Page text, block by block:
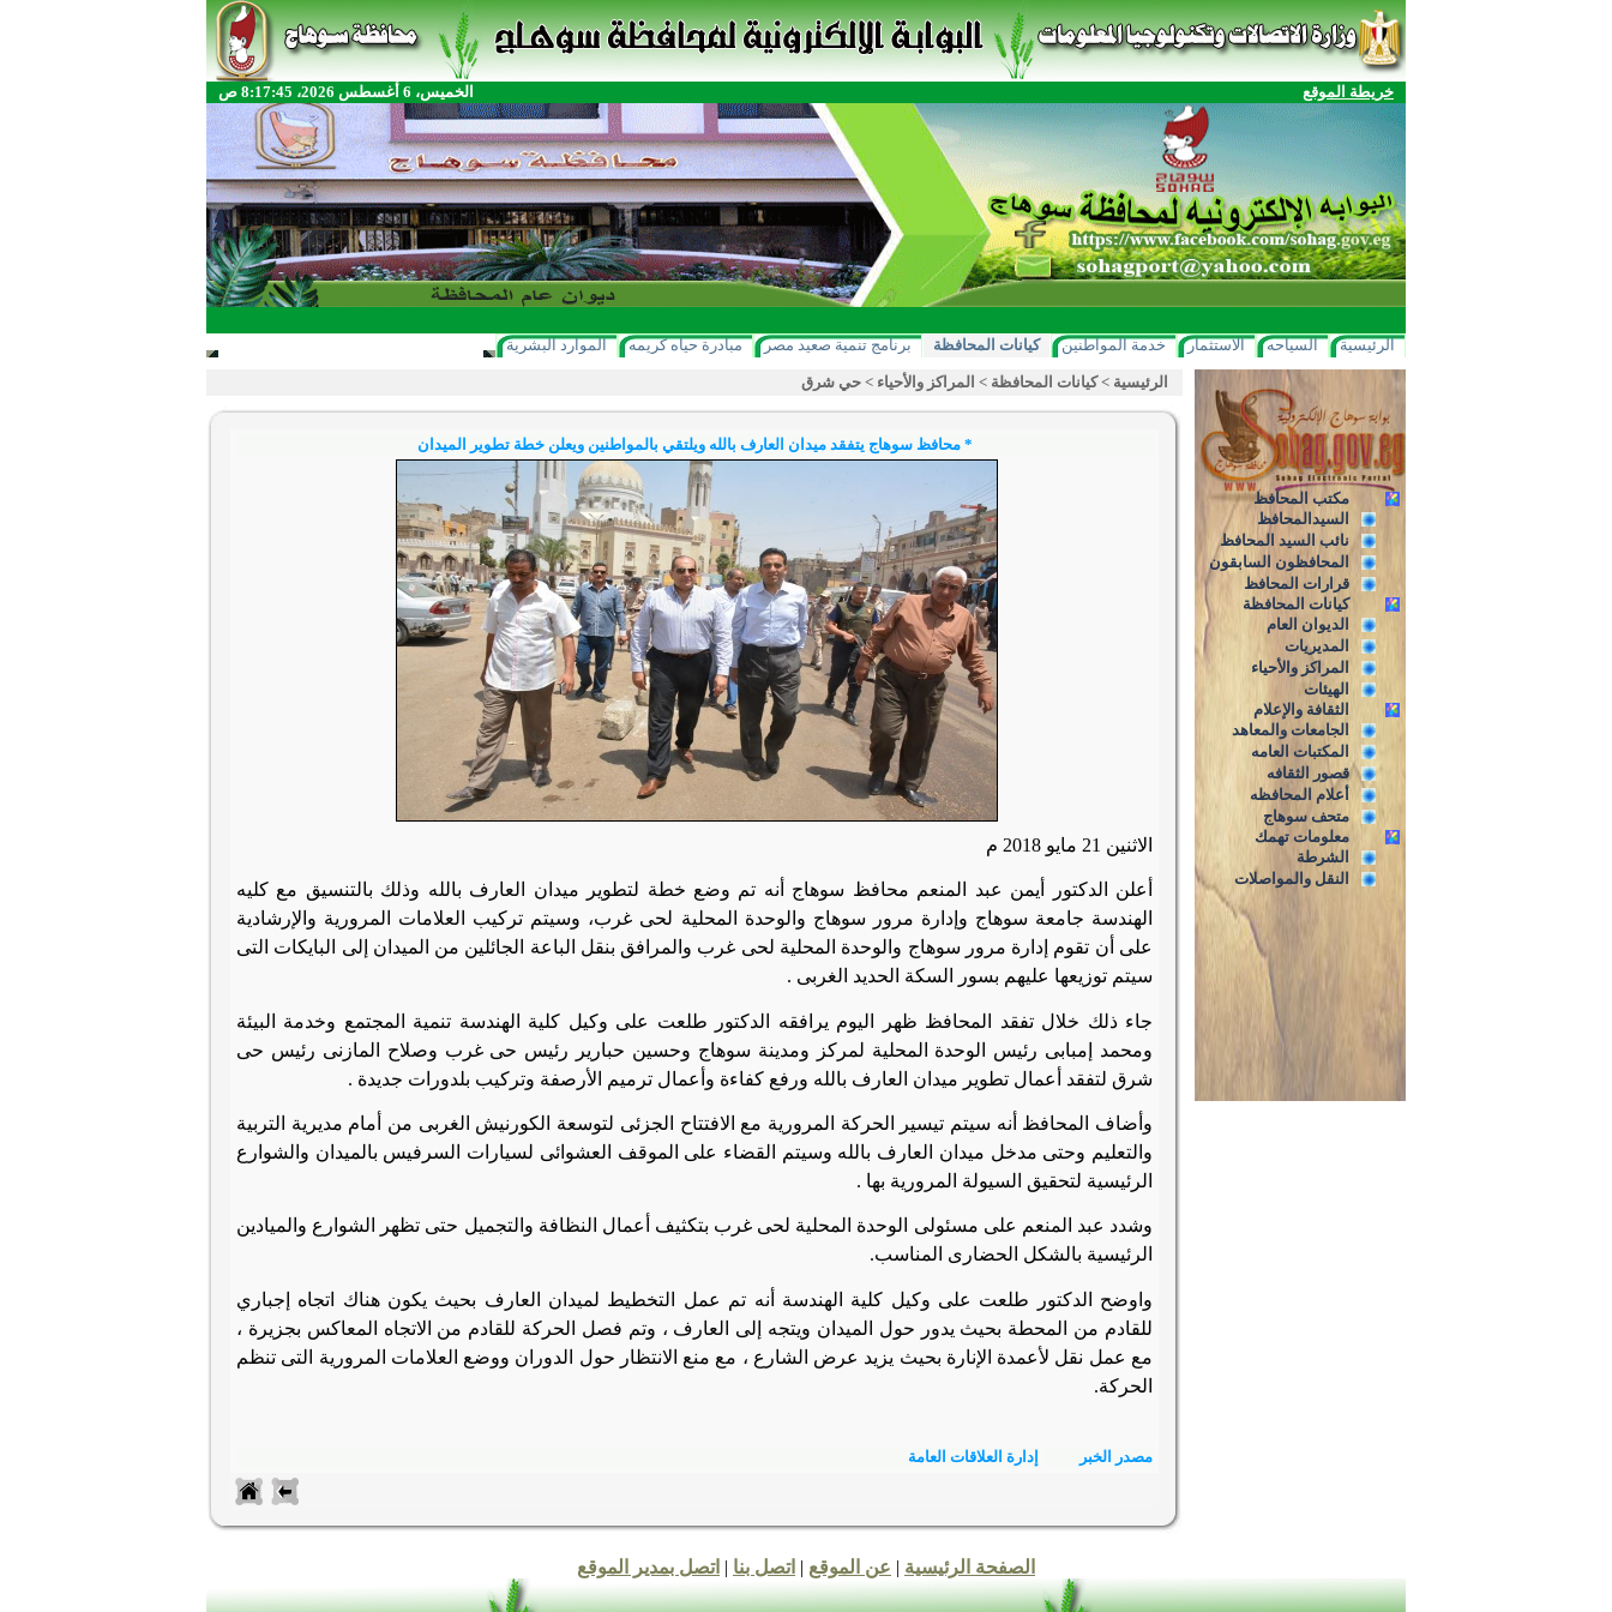
خريطة الموقع الخميس، 6 أغسطس 2026، 8:17:45 ص
الرئيسية السياحه الاستثمار خدمة المواطنين كيانات المحافظة برنامج تنمية صعيد مصر مبادرة حياه كريمه الموارد البشرية
مكتب المحافظ
السيدالمحافظ
نائب السيد المحافظ
المحافظون السابقون
قرارات المحافظ
كيانات المحافظة
الديوان العام
المديريات
المراكز والأحياء
الهيئات
الثقافة والإعلام
الجامعات والمعاهد
المكتبات العامه
قصور الثقافه
أعلام المحافظه
متحف سوهاج
معلومات تهمك
الشرطة
النقل والمواصلات
الرئيسية >كيانات المحافظة > المراكز والأحياء > حي شرق
* محافظ سوهاج يتفقد ميدان العارف بالله ويلتقي بالمواطنين ويعلن خطة تطوير الميدان
الاثنين 21 مايو 2018 م
أعلن الدكتور أيمن عبد المنعم محافظ سوهاج أنه تم وضع خطة لتطوير ميدان العارف بالله وذلك بالتنسيق مع كليه
الهندسة جامعة سوهاج وإدارة مرور سوهاج والوحدة المحلية لحى غرب، وسيتم تركيب العلامات المرورية والإرشادية
على أن تقوم إدارة مرور سوهاج والوحدة المحلية لحى غرب والمرافق بنقل الباعة الجائلين من الميدان إلى البايكات التى
سيتم توزيعها عليهم بسور السكة الحديد الغربى .
جاء ذلك خلال تفقد المحافظ ظهر اليوم يرافقه الدكتور طلعت على وكيل كلية الهندسة تنمية المجتمع وخدمة البيئة
ومحمد إمبابى رئيس الوحدة المحلية لمركز ومدينة سوهاج وحسين حبارير رئيس حى غرب وصلاح المازنى رئيس حى
شرق لتفقد أعمال تطوير ميدان العارف بالله ورفع كفاءة وأعمال ترميم الأرصفة وتركيب بلدورات جديدة .
وأضاف المحافظ أنه سيتم تيسير الحركة المرورية مع الافتتاح الجزئى لتوسعة الكورنيش الغربى من أمام مديرية التربية
والتعليم وحتى مدخل ميدان العارف بالله وسيتم القضاء على الموقف العشوائى لسيارات السرفيس بالميدان والشوارع
الرئيسية لتحقيق السيولة المرورية بها .
وشدد عبد المنعم على مسئولى الوحدة المحلية لحى غرب بتكثيف أعمال النظافة والتجميل حتى تظهر الشوارع والميادين
الرئيسية بالشكل الحضارى المناسب.
واوضح الدكتور طلعت على وكيل كلية الهندسة أنه تم عمل التخطيط لميدان العارف بحيث يكون هناك اتجاه إجباري
للقادم من المحطة بحيث يدور حول الميدان ويتجه إلى العارف ، وتم فصل الحركة للقادم من الاتجاه المعاكس بجزيرة ،
مع عمل نقل لأعمدة الإنارة بحيث يزيد عرض الشارع ، مع منع الانتظار حول الدوران ووضع العلامات المرورية التى تنظم
الحركة.
مصدر الخبر إدارة العلاقات العامة
الصفحة الرئيسية | عن الموقع | اتصل بنا | اتصل بمدير الموقع